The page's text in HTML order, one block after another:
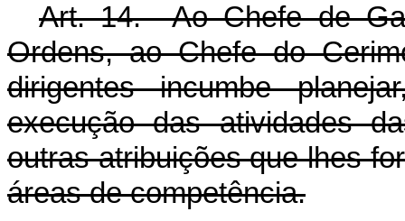
Art. 14. Ao Chefe de
Ordens, ao Chefe do
dirigentes incumbe
execução das atividades
outras atribuições que lhes
áreas de competência.